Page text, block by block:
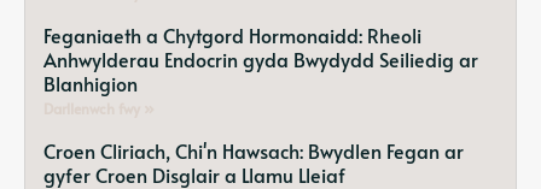
Feganiaeth a Chytgord Hormonaidd: Rheoli
Anhwylderau Endocrin gyda Bwydydd Seiliedig ar
Blanhigion
Croen Cliriach, Chi'n Hawsach: Bwydlen Fegan ar
gyfer Croen Disglair a Llamu Lleiaf